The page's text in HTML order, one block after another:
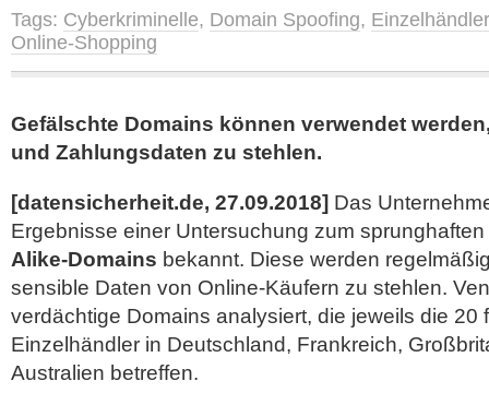
Tags: Cyberkriminelle, Domain Spoofing, Einzelhändler
Online-Shopping
Gefälschte Domains können verwendet
und Zahlungsdaten zu stehlen.
[datensicherheit.de, 27.09.2018] Das
Ergebnisse einer Untersuchung zum
Alike-Domains bekannt. Diese werden
sensible Daten von Online-Käufern zu stehlen.
verdächtige Domains analysiert, die jeweils die 20
Einzelhändler in Deutschland, Frankreich,
Australien betreffen.